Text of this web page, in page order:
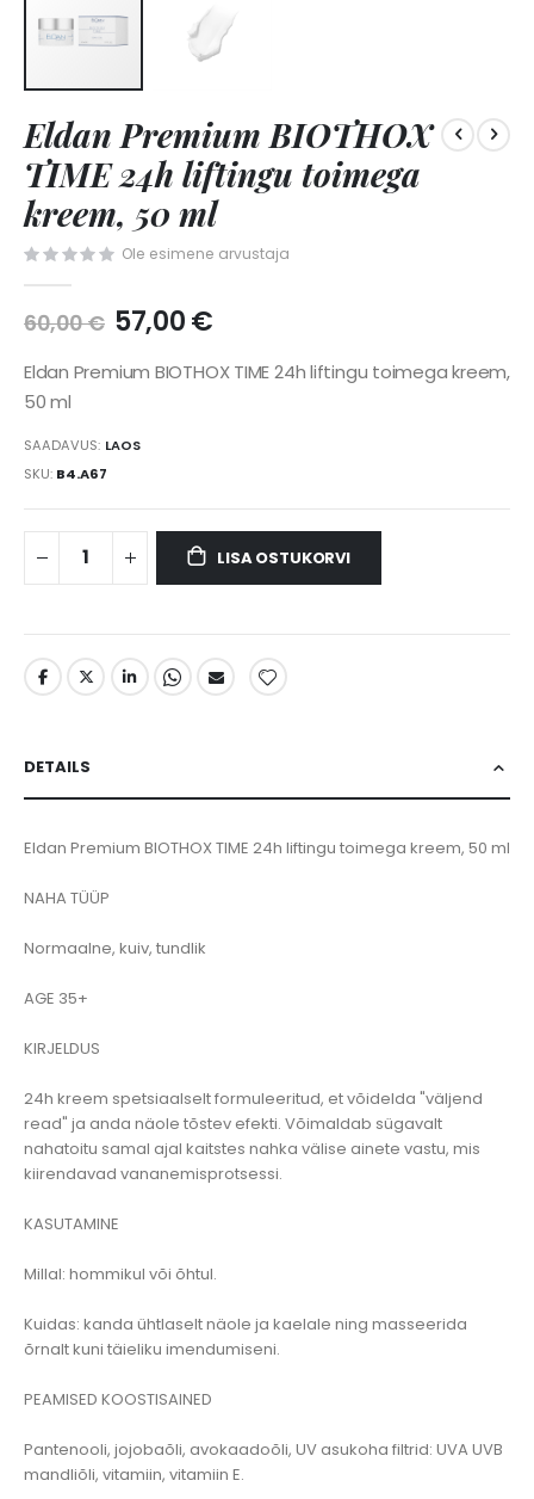
to
the
beginning
of
the
images
Eldan Premium BIOTHOX
TIME 24h liftingu toimega
kreem, 50 ml
Ole esimene arvustaja
60,00 € 57,00 €
Eldan Premium BIOTHOX TIME 24h liftingu toimega kreem,
SAADAVUS: LAOS
SKU B4.A67
LISA OSTUKORVI
DETAILS
Eldan Premium BIOTHOX TIME 24h liftingu toimega kreem, 50 ml
NAHA TÜÜP
Normaalne, kuiv, tundlik
AGE 35+
KIRJELDUS
24h kreem spetsiaalselt formuleeritud, et võidelda "väljend
read" ja anda näole tõstev efekti. Võimaldab sügavalt
nahatoitu samal ajal kaitstes nahka välise ainete vastu, mis
kiirendavad vananemisprotsessi.
KASUTAMINE
Millal: hommikul või õhtul.
Kuidas: kanda ühtlaselt näole ja kaelale ning masseerida
õrnalt kuni täieliku imendumiseni.
PEAMISED KOOSTISAINED
Pantenooli, jojobaõli, avokaadoõli, UV asukoha filtrid: UVA UVB
mandliõli, vitamiin, vitamiin E.